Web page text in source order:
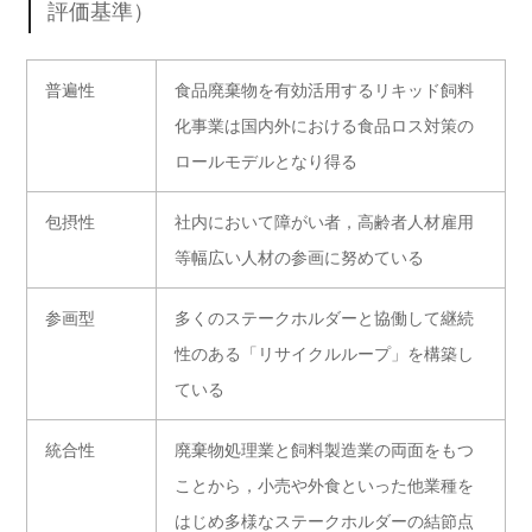
評価基準）
普遍性
食品廃棄物を有効活用するリキッド飼料
化事業は国内外における食品ロス対策の
ロールモデルとなり得る
包摂性
社内において障がい者，高齢者人材雇用
等幅広い人材の参画に努めている
参画型
多くのステークホルダーと協働して継続
性のある「リサイクルループ」を構築し
ている
統合性
廃棄物処理業と飼料製造業の両面をもつ
ことから，小売や外食といった他業種を
はじめ多様なステークホルダーの結節点